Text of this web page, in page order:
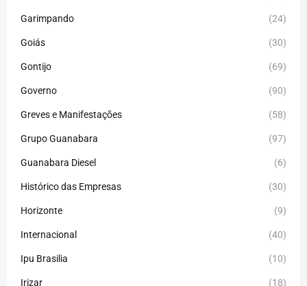
Garimpando (24)
Goiás (30)
Gontijo (69)
Governo (90)
Greves e Manifestações (58)
Grupo Guanabara (97)
Guanabara Diesel (6)
Histórico das Empresas (30)
Horizonte (9)
Internacional (40)
Ipu Brasilia (10)
Irizar (18)